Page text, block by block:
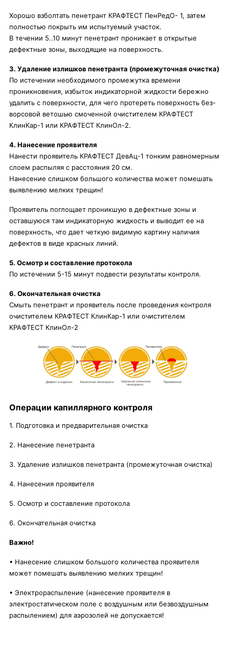
Хорошо взболтать пенетрант КРАФТЕСТ ПенРедО- 1, затем
полностью покрыть им испытуемый участок.
В течении 5..10 минут пенетрант проникает в открытые
дефектные зоны, выходящие на поверхность.
3. Удаление излишков пенетранта (промежуточная очистка)
По истечении необходимого промежутка времени
проникновения, избыток индикаторной жидкости бережно
удалить с поверхности, для чего протереть поверхность без-
ворсовой ветошью смоченной очистителем КРАФТЕСТ
КлинКар-1 или КРАФТЕСТ КлинОл-2.
4. Нанесение проявителя
Нанести проявитель КРАФТЕСТ ДевАц-1 тонким равномерным
слоем распыляя с расстояния 20 см.
Нанесение слишком большого количества может помешать
выявлению мелких трещин!
Проявитель поглощает проникшую в дефектные зоны и
оставшуюся там индикаторную жидкость и выводит ее на
поверхность, что дает четкую видимую картину наличия
дефектов в виде красных линий.
5. Осмотр и составление протокола
По истечении 5-15 минут подвести результаты контроля.
6. Окончательная очистка
Смыть пенетрант и проявитель после проведения контроля
очистителем КРАФТЕСТ КлинКар-1 или очистителем
КРАФТЕСТ КлинОл-2
Операции капиллярного контроля
1. Подготовка и предварительная очистка
2. Нанесение пенетранта
3. Удаление излишков пенетранта (промежуточная очистка)
4. Нанесения проявителя
5. Осмотр и составление протокола
6. Окончательная очистка
Важно!
• Нанесение слишком большого количества проявителя
может помешать выявлению мелких трещин!
• Электрораспыление (нанесение проявителя в
электростатическом поле с воздушным или безвоздушным
распылением) для аэрозолей не допускается!